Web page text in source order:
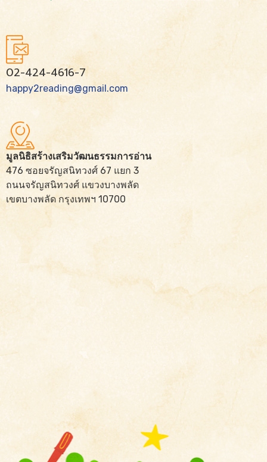
02-424-4616-7
happy2reading@gmail.com
มูลนิธิสร้างเสริมวัฒนธรรมการอ่าน
476 ซอยจรัญสนิทวงศ์ 67 แยก 3
ถนนจรัญสนิทวงศ์ แขวงบางพลัด
เขตบางพลัด กรุงเทพฯ 10700